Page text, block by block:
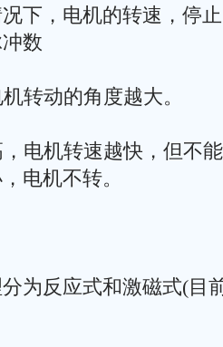
下，电机的转速，停
数
转动的角度越大。
电机转速越快，但不
电机不转。
为反应式和激磁式(目